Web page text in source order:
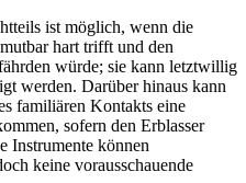
ist möglich, wenn die
hart trifft und den
würde; sie kann letztwillig
werden. Darüber hinaus kann
familiären Kontakts eine
sofern den Erblasser
Instrumente können
keine vorausschauende